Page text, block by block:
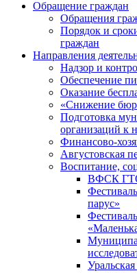
Обращение граждан
Обращения
Порядок и
граждан
Направления
Надзор и
Обеспечение
Оказание
«Снижение
Подготовка
организаций к
Финансово-
Августовская
Воспитание,
ВФСК
парус»